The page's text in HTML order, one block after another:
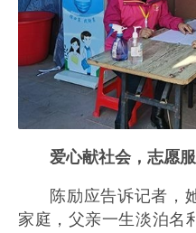
爱心献社会，志愿
陈励应告诉记者，
家庭，父亲一生淡泊名